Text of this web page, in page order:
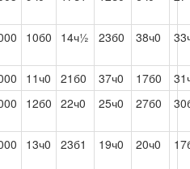
10б0 14ч½ 23б0 38ч0
11ч0 21б0 37ч0 17б0
12б0 22ч0 25ч0 27б0
13ч0 23б1 19ч0 20ч0